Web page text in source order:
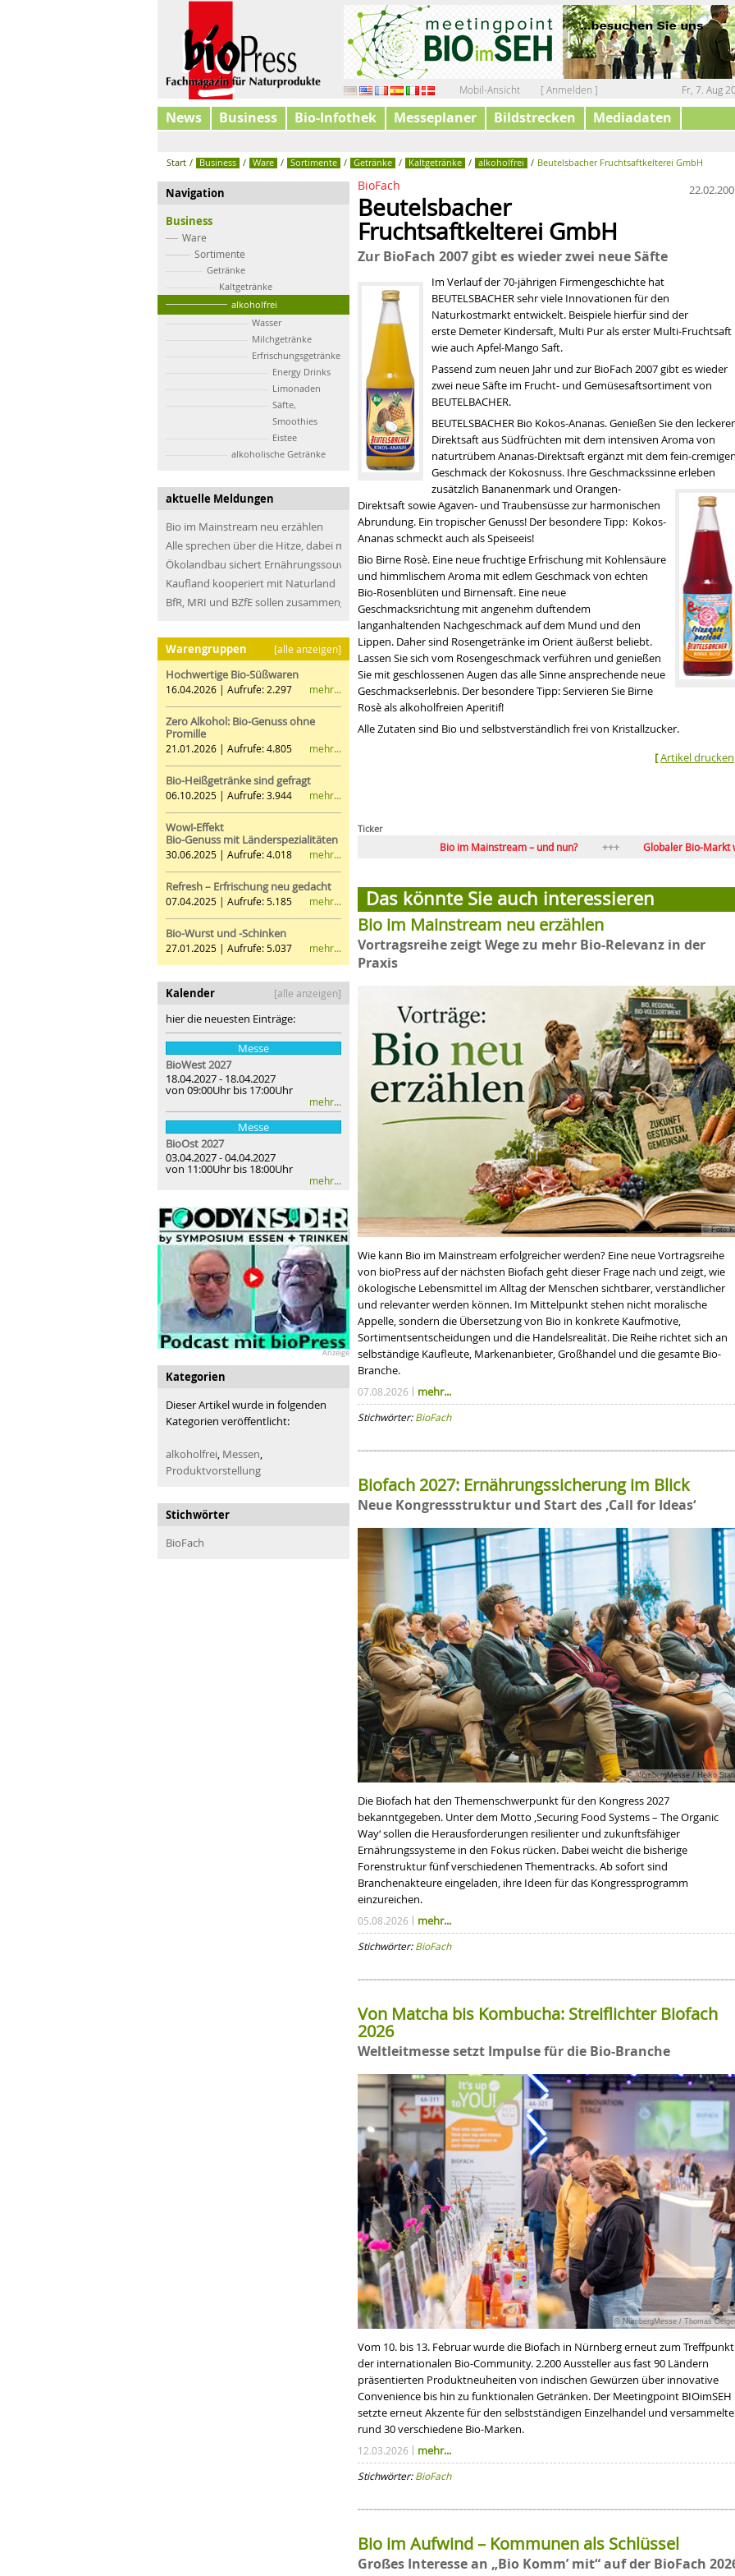
Mobil-Ansicht [ Anmelden ] Fr, 7. Aug
News Business Bio-Infothek Messeplaner Bildstrecken Mediadaten
Start / Business / Ware / Sortimente / Getränke / Kaltgetränke / alkoholfrei / Beutelsbacher Fruchtsaftkelterei GmbH
Navigation
Business
Ware
Sortimente
Getränke
Kaltgetränke
alkoholfrei
Wasser
Milchgetränke
Erfrischungsgetränke
Energy Drinks
Limonaden
Säfte,
Smoothies
Eistee
alkoholische Getränke
aktuelle Meldungen
Bio im Mainstream neu erzählen
Alle sprechen über die Hitze, dabei müssen wir über die Dürre sprechen
Ökolandbau sichert Ernährungssouveränität
Kaufland kooperiert mit Naturland
BfR, MRI und BZfE sollen zusammengeführt werden
Warengruppen [alle anzeigen]
Hochwertige Bio-Süßwaren
16.04.2026 | Aufrufe: 2.297 mehr...
Zero Alkohol: Bio-Genuss ohne
Promille
21.01.2026 | Aufrufe: 4.805 mehr...
Bio-Heißgetränke sind gefragt
06.10.2025 | Aufrufe: 3.944 mehr...
Wow!-Effekt
Bio-Genuss mit Länderspezialitäten
30.06.2025 | Aufrufe: 4.018 mehr...
Refresh – Erfrischung neu gedacht
07.04.2025 | Aufrufe: 5.185 mehr...
Bio-Wurst und -Schinken
27.01.2025 | Aufrufe: 5.037 mehr...
Kalender [alle anzeigen]
hier die neuesten Einträge:
Messe
BioWest 2027
18.04.2027 - 18.04.2027
von 09:00Uhr bis 17:00Uhr
mehr...
Messe
BioOst2027
03.04.2027 - 04.04.2027
von 11:00Uhr bis 18:00Uhr
mehr...
Anzeige
Kategorien
Dieser Artikel wurde in folgenden
Kategorien veröffentlicht:
alkoholfrei Messen
Produktvorstellung
Stichwörter
BioFach
BioFach
Beutelsbacher
Fruchtsaftkelterei GmbH
Zur BioFach 2007 gibt es wieder zwei neue Säfte
Im Verlauf der 70-jährigen Firmengeschichte hat
BEUTELSBACHER sehr viele Innovationen für den
Naturkostmarkt entwickelt. Beispiele hierfür sind der
erste Demeter Kindersaft, Multi Pur als erster Multi-Fruchtsaft
wie auch Apfel-Mango Saft.
Passend zum neuen Jahr und zur BioFach 2007 gibt es wieder
zwei neueSäfte im Frucht- und Gemüsesaftsortiment von
BEUTELBACHER.
BEUTELSBACHER Bio Kokos-Ananas. Genießen Sie den
Direktsaft aus Südfrüchten mit dem intensiven Aroma von
naturtrübem Ananas-Direktsaft ergänzt mit dem fein-
Geschmack der Kokosnuss. Ihre Geschmackssinneerleben
zusätzlich Bananenmark und Orangen-
Direktsaft sowie Agaven- und Traubensüsse zur harmonischen
Abrundung. Ein tropischer Genuss! Der besondere Tipp: Kokos-
Ananas schmeckt auch als Speiseeis!
Bio Birne Rosè. Eine neue fruchtige Erfrischung mit Kohlensäure
und himmlischem Aroma mit edlem Geschmack von echten
Bio-Rosenblüten und Birnensaft. Eine neue
Geschmacksrichtung mit angenehm duftendem
langanhaltenden Nachgeschmack auf dem Mund und den
Lippen. Daher sind Rosengetränke im Orient äußerst beliebt.
Lassen Sie sich vom Rosengeschmack verführen und genießen
Sie mit geschlossenen Augen das alle Sinne ansprechende neue
Geschmackserlebnis. Der besondere Tipp: Servieren Sie Birne
Rosè als alkoholfreien Aperitif!
Alle Zutaten sind Bio und selbstverständlich frei von Kristallzucker.
[Artikel drucken
Ticker
Bio im Mainstream – und nun?
Globaler Bio-Markt wächst
Das könnte Sie auch interessieren
Bio im Mainstream neu erzählen
Vortragsreihe zeigt Wege zu mehr Bio-Relevanz in der
Praxis
©
Wie kann Bio im Mainstream erfolgreicher werden? Eine neue Vortragsreihe
von bioPress auf der nächsten Biofach geht dieser Frage nach und zeigt, wie
ökologische Lebensmittel im Alltag der Menschen sichtbarer, verständlicher
und relevanter werden können. Im Mittelpunkt stehen nicht moralische
Appelle, sondern die Übersetzung von Bio in konkrete Kaufmotive,
Sortimentsentscheidungen und die Handelsrealität. Die Reihe richtet sich an
selbständige Kaufleute, Markenanbieter, Großhandel und die gesamte Bio-
Branche.
07.08.2026 mehr...
Stichwörter:BioFach
Biofach 2027: Ernährungssicherung im Blick
Neue Kongressstruktur und Start des ‚Call for Ideas‘
© NürnbergMesse / Heiko
Die Biofach hat den Themenschwerpunkt für den Kongress 2027
bekanntgegeben. Unter dem Motto ‚Securing Food Systems – The Organic
Way‘ sollen die Herausforderungen resilienter und zukunftsfähiger
Ernährungssysteme in den Fokus rücken. Dabei weicht die bisherige
Forenstruktur fünf verschiedenen Thementracks. Ab sofort sind
Branchenakteure eingeladen, ihre Ideen für das Kongressprogramm
einzureichen.
05.08.2026 mehr...
Stichwörter:BioFach
Von Matcha bis Kombucha: Streiflichter Biofach
2026
Weltleitmesse setzt Impulse für die Bio-Branche
© NürnbergMesse / Thomas
Vom 10. bis 13. Februar wurde die Biofach in Nürnberg erneut zum Treffpunkt
der internationalen Bio-Community. 2.200 Aussteller aus fast 90 Ländern
präsentierten Produktneuheiten von indischen Gewürzen über innovative
Convenience bis hin zu funktionalen Getränken. Der Meetingpoint BIOimSEH
setzte erneut Akzente für den selbstständigen Einzelhandel und versammelte
rund 30 verschiedene Bio-Marken.
12.03.2026 mehr...
Stichwörter:BioFach
Bio im Aufwind – Kommunen als Schlüssel
Großes Interesse an „Bio Komm’ mit“ auf der BioFach